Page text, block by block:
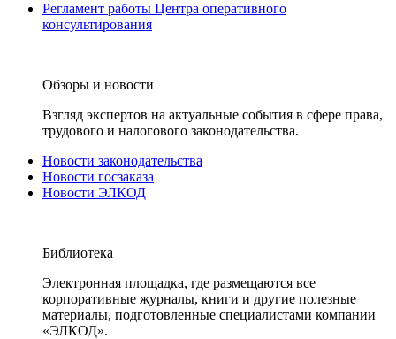
Регламент работы Центра оперативного
консультирования
Обзоры и новости
Взгляд экспертов на актуальные события в сфере права,
трудового и налогового законодательства.
Новости законодательства
Новости госзаказа
Новости ЭЛКОД
Библиотека
Электронная площадка, где размещаются все
корпоративные журналы, книги и другие полезные
материалы, подготовленные специалистами компании
«ЭЛКОД».